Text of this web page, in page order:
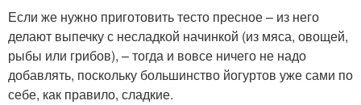
Если же нужно приготовить тесто пресное – из него
делают выпечку с несладкой начинкой (из мяса, овощей,
рыбы или грибов), – тогда и вовсе ничего не надо
добавлять, поскольку большинство йогуртов уже сами по
себе, как правило, сладкие.